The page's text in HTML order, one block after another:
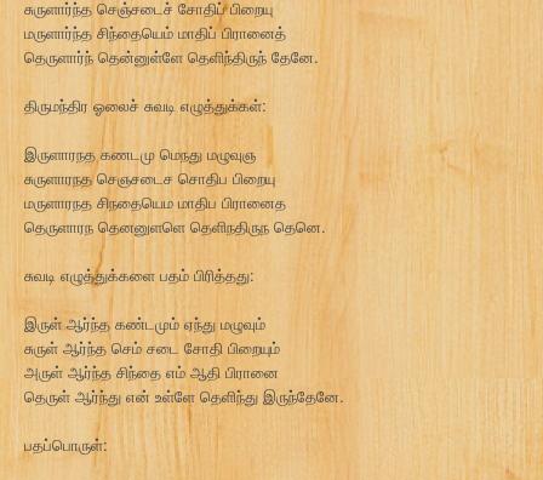
சுருளார்ந்த செஞ்சடைச் சோதிப் பிறையு
மருளார்ந்த சிந்தையெம் மாதிப் பிரானைத்
தெருளார்ந் தென்னுள்ளே தெளிந்திருந் தேனே.
திருமந்திர ஓலைச் சுவடி எழுத்துக்கள்:
இருளாரநத கணடமு மெநது மழுவுஞ
சுருளாரநத செஞசடைச சொதிப பிறையு
மருளாரநத சிநதையெம மாதிப பிரானைத
தெருளாரந தெனனுளளெ தெளிநதிருந தெனெ.
சுவடி எழுத்துக்களை பதம் பிரித்தது:
இருள் ஆர்ந்த கண்டமும் ஏந்து மழுவும்
சுருள் ஆர்ந்த செம் சடை சோதி பிறையும்
அருள் ஆர்ந்த சிந்தை எம் ஆதி பிரானை
தெருள் ஆர்ந்து என் உள்ளே தெளிந்து இருந்தேனே.
பதப்பொருள்: